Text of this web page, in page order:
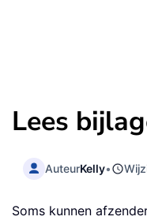
Lees
AuteurKelly•
Soms kunnen